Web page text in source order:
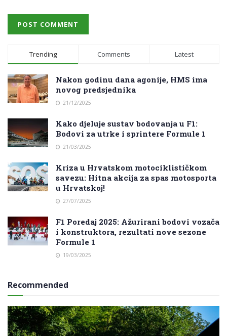
Trending Comments Latest
Nakon godinu dana agonije, HMS ima
novog predsjednika
21/12/2025
Kako djeluje sustav bodovanja u F1:
Bodovi za utrke i sprintere Formule 1
21/03/2025
Kriza u Hrvatskom motociklističkom
savezu: Hitna akcija za spas motosporta
u Hrvatskoj!
27/07/2025
F1 Poredaj 2025: Ažurirani bodovi vozača
i konstruktora, rezultati nove sezone
Formule 1
19/03/2025
Recommended